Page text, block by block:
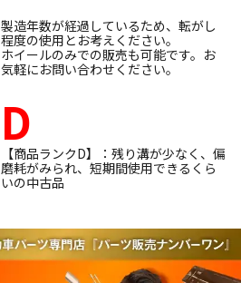
製造年数が経過しているため、転がし
程度の使用とお考えください。
ホイールのみでの販売も可能です。お
気軽にお問い合わせください。
D
【商品ランクD】：残り溝が少なく、偏
磨耗がみられ、短期間使用できるくら
いの中古品